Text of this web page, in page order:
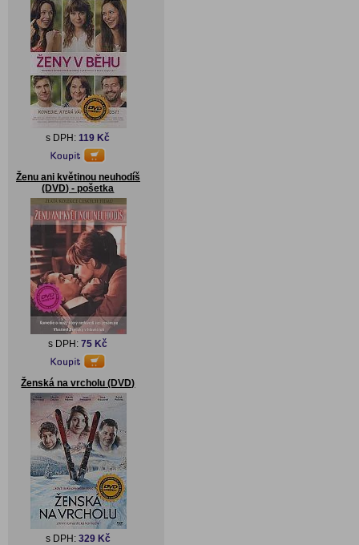
s DPH:119 Kč
Ženu ani květinou neuhodíš
(DVD) - pošetka
s DPH:75 Kč
Ženská na vrcholu (DVD)
s DPH: 329 Kč